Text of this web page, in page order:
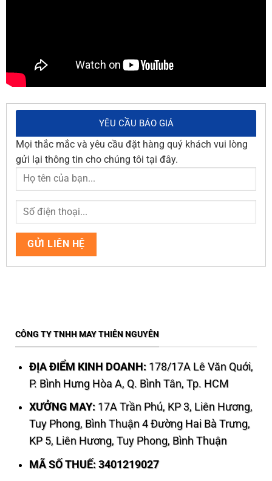
YÊU CẦU BÁO GIÁ
Mọi thắc mắc và yêu cầu đặt hàng quý khách vui lòng
gửi lại thông tin cho chúng tôi tại đây.
CÔNG TY TNHH MAY THIÊN NGUYÊN
ĐỊA ĐIỂM KINH DOANH: 178/17A Lê Văn Quới,
P. Bình Hưng Hòa A, Q. Bình Tân, Tp. HCM
XƯỞNG MAY: 17A Trần Phú, KP 3, Liên Hương,
Tuy Phong, Bình Thuận 4 Đường Hai Bà Trưng,
KP 5, Liên Hương, Tuy Phong, Bình Thuận
MÃ SỐ THUẾ: 3401219027